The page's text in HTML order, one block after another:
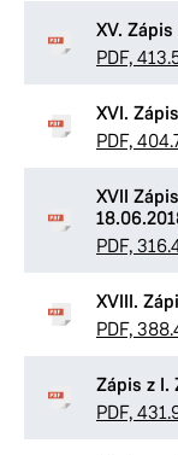
XV.
PDF,
XVI.
PDF,
XVII
PDF,
XVIII.
PDF,
Zápis z I.
PDF,